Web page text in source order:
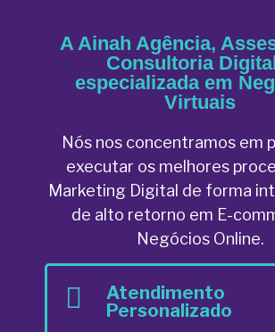
A Ainah Agência,
Consultoria
especializada em
Virtuais
Nós nos concentramos em
executar os melhores
Marketing Digital de forma
de alto retorno em E-
Negócios Online.
Atendimento
Personalizado